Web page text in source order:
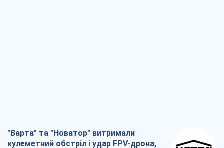
"Варта" та "Новатор" витримали
кулеметний обстріл і удар FPV-дрона,